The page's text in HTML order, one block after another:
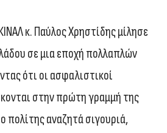
κ. Παύλος Χρηστίδης μίλησε
σε μια εποχή πολλαπλών
ότι οι ασφαλιστικοί
στην πρώτη γραμμή της
πολίτης αναζητά σιγουριά,